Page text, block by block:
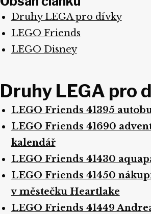
Druhy LEGA pro dívky
LEGO Friends
LEGO Disney
Druhy LEGA pro
LEGO Friends 41395
LEGO Friends 41690
kalendář
LEGO Friends 41430
LEGO Friends 41450
v městečku Heartlake
LEGO Friends 41449